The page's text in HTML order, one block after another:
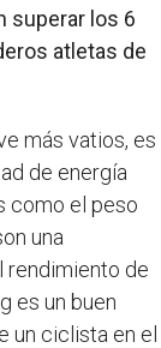
superar los 6
atletas de
más vatios, es
de energía
como el peso
una
rendimiento de
es un buen
un ciclista en el